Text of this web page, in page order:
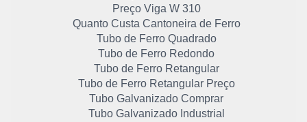
Preço Viga W 310
Quanto Custa Cantoneira de Ferro
Tubo de Ferro Quadrado
Tubo de Ferro Redondo
Tubo de Ferro Retangular
Tubo de Ferro Retangular Preço
Tubo Galvanizado Comprar
Tubo Galvanizado Industrial